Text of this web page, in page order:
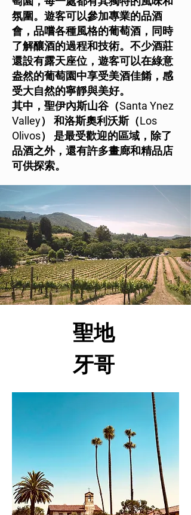
氛圍。遊客可以參加專業的品酒
會，品嚐各種風格的葡萄酒，同時
了解釀酒的過程和技術。不少酒莊
還設有露天座位，遊客可以在綠意
盎然的葡萄園中享受美酒佳餚，感
受大自然的寧靜與美好。
其中，聖伊內斯山谷（Santa Ynez
Valley） 和洛斯奧利沃斯（Los
Olivos） 是最受歡迎的區域，除了
品酒之外，還有許多畫廊和精品店
可供探索。
​聖地
牙哥